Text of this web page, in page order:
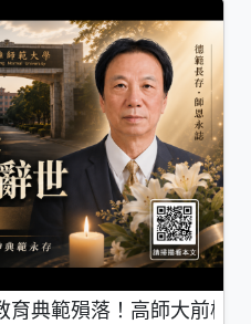
育典範殞落！高師大前校